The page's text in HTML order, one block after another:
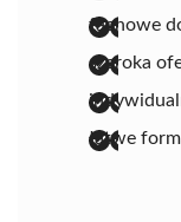
fachowe
szeroka
łatwe